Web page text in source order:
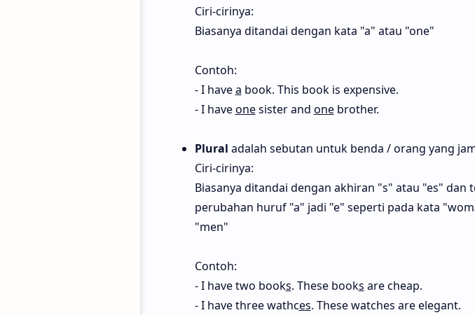
Ciri-cirinya:
Biasanya ditandai dengan kata "a" atau "one"
Contoh:
- I havea book. This book is expensive.
- I haveonesister and onebrother.
Plural adalah sebutan untuk benda / orang yang
Ciri-cirinya:
Biasanya ditandai dengan akhiran "s" atau "es"
perubahan huruf "a" jadi "e" seperti pada kata
"men"
Contoh:
- I have two books. These books are cheap.
- I have three wathces. These watches are elegant.